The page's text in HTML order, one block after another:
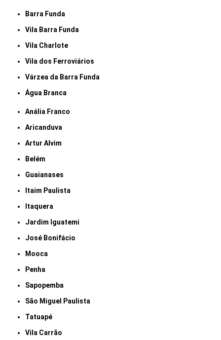
Barra Funda
Vila Barra Funda
Vila Charlote
Vila dos Ferroviários
Várzea da Barra Funda
Água Branca
Anália Franco
Aricanduva
Artur Alvim
Belém
Guaianases
Itaim Paulista
Itaquera
Jardim Iguatemi
José Bonifácio
Mooca
Penha
Sapopemba
São Miguel Paulista
Tatuapé
Vila Carrão